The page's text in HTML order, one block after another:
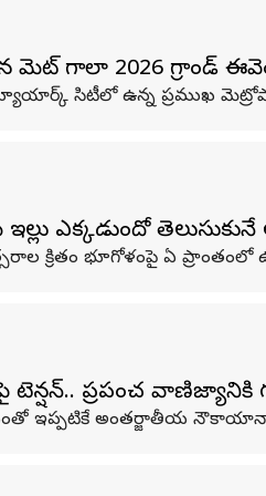
మెట్ గాలా 2026 గ్రాండ్
సిటీలో ఉన్న ప్రముఖ
ఎక్కడుందో
క్రితం భూగోళంపై ఏ
ప్రపంచ వాణిజ్యానికి
ఇప్పటికే అంతర్జాతీయ